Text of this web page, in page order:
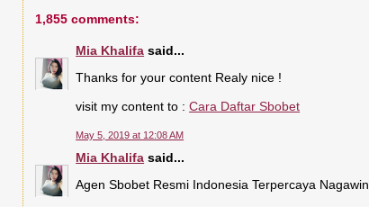
1,855 comments:
Mia Khalifa said...
Thanks for your content Realy nice !
visit my content to :Cara Daftar Sbobet
May 5, 2019 at 12:08 AM
Mia Khalifa said...
Agen Sbobet Resmi Indonesia Terpercaya Nagawin